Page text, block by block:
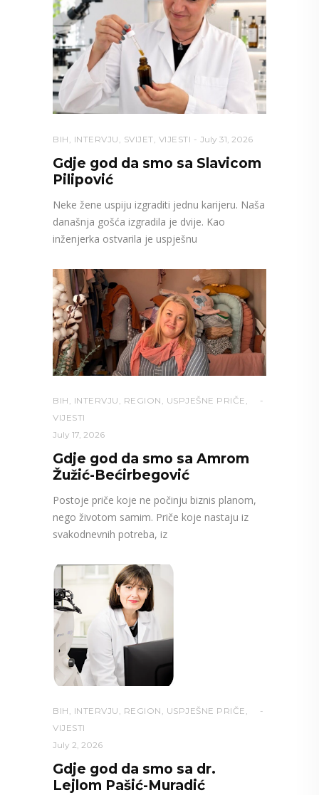
BIH , INTERVJU , SVIJET, VIJESTI July 31, 2026
Gdje god da smo sa Slavicom
Pilipović
Neke žene uspiju izgraditi jednu karijeru. Naša
današnja gošća izgradila je dvije. Kao
inženjerka ostvarila je uspješnu
BIH , INTERVJU , REGION , USPJEŠNE PRIČE ,
VIJESTI
July 17, 2026
Gdje god da smo sa Amrom
Žužić-Bećirbegović
Postoje priče koje ne počinju biznis planom,
nego životom samim. Priče koje nastaju iz
svakodnevnih potreba, iz
BIH , INTERVJU , REGION , USPJEŠNE PRIČE ,
VIJESTI
July 2, 2026
Gdje god da smo sa dr.
Lejlom Pašić-Muradić